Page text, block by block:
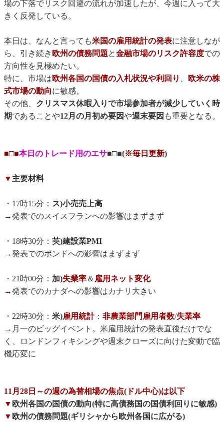
場の下落でリスク回避の流れが加速したが、今週に入って大
きく反発している。
本日は、なんと言っても米国の雇用統計の発表に注意しなが
ら、引き続き 欧州の債務問題と金融市場のリスク許容度での
方向性を見極めたい。
特に、市場は欧州各国の国債の入札状況や利回り 、
欧米の株
式市場の動向に敏感。
その他、 クリスマス休暇入りで市場参加者が減少していく時
期であることや12月の月初め要因や週末要因 も重要となる。
■□■本日のトレード用のエサ■□■(※毎日更新)
▼主要材料
・17時15分： ス)小売売上高
→発表でのスイスフランへの影響はまずまず
・18時30分： 英)建設業PMI
→発表でのポンドへの影響はまずまず
・21時00分： 加)失業率＆ 雇用ネット変化
→発表でのカナダへの影響はカナリ大きい
・22時30分： 米)雇用統計： 非農業部門雇用者数/失業率
→ 月一のビッグイベント。米雇用統計の発表直後だけでな
く、ロンドンフィキシングや週末クローズに向けた変動で臨
機応変に
11月28日～の週の為替相場の焦点(ドル中心)は以下
▼ 欧州各国の国債の動向(特に高債務国の国債利回りに敏感)
▼ 欧州の債務問題(ギリシャから欧州各国に広がる)